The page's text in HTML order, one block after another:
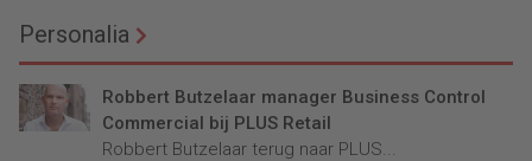
Personalia
Robbert Butzelaar manager Business Control
Commercial bij PLUS Retail
Robbert Butzelaar terug naar PLUS...